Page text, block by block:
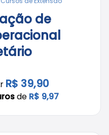
de
R$ 39,90
de R$ 9,97